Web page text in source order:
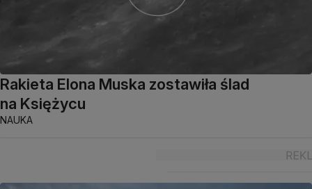
Rakieta Elona Muska zostawiła ślad
na Księżycu
NAUKA